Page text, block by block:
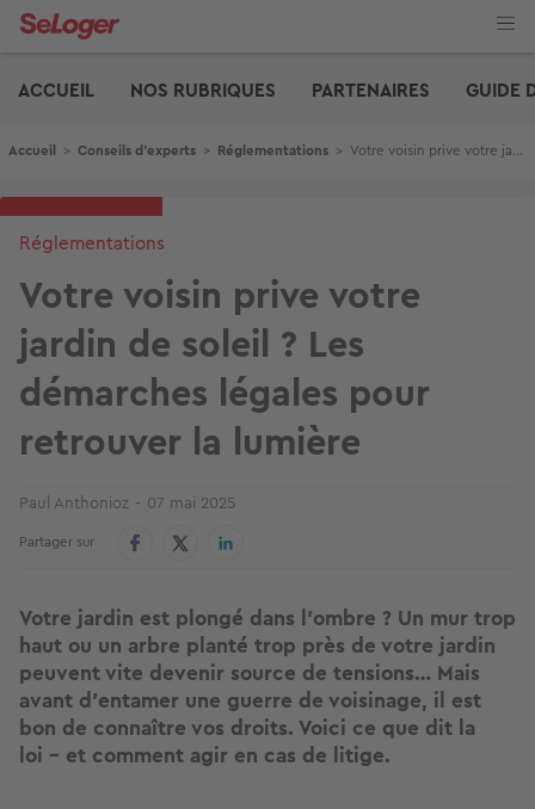
Aller
ACCUEIL
NOS RUBRIQUES PARTENAIRES GUIDE
Fil d'Ariane
Accueil > Conseils d'experts > Réglementations > Votre voisin prive votre jardin de soleil ? Les démarches légales pour retrouver la lumière
Réglementations
Votre voisin prive votre
jardin de soleil ? Les
démarches légales pour
retrouver la lumière
Paul Anthonioz 07 mai 2025
Partager sur
Votre jardin est plongé dans l’ombre ? Un mur trop
haut ou un arbre planté trop près de votre jardin
peuvent vite devenir source de tensions… Mais
avant d’entamer une guerre de voisinage, il est
bon de connaître vos droits. Voici ce que dit la
loi – et comment agir en cas de litige.